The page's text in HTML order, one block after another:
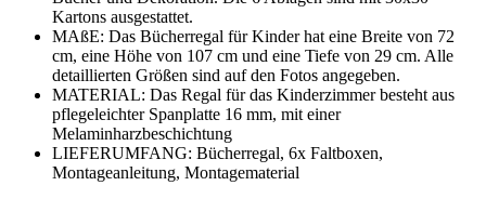
Kartons ausgestattet.
MAßE: Das Bücherregal für Kinder hat eine Breite von 72
cm, eine Höhe von 107 cm und eine Tiefe von 29 cm. Alle
detaillierten Größen sind auf den Fotos angegeben.
MATERIAL: Das Regal für das Kinderzimmer besteht aus
pflegeleichter Spanplatte 16 mm, mit einer
Melaminharzbeschichtung
LIEFERUMFANG: Bücherregal, 6x Faltboxen,
Montageanleitung, Montagematerial